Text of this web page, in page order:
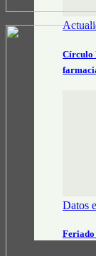
Círculo
Datos
Feriado